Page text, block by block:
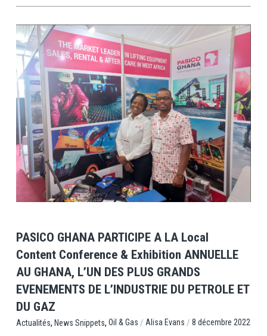
View Post
PASICO GHANA PARTICIPE A LA Local
Content Conference & Exhibition ANNUELLE
AU GHANA, L’UN DES PLUS GRANDS
EVENEMENTS DE L’INDUSTRIE DU PETROLE ET
DU GAZ
Actualités, News Snippets, Oil & Gas / Alisa Evans / 8 décembre 2022